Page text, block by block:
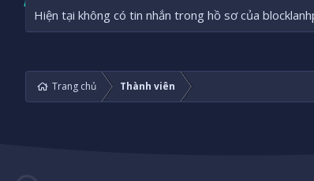
Hiện tại không có tin nhắn trong hồ sơ của
Trang chủ Thành viên